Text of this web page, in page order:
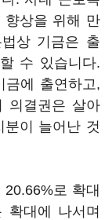
향상을 위해 만
상 기금은 출
수 있습니다.
금에 출연하고,
의결권은 살아
이 늘어난 것
로 확대
확대에 나서며